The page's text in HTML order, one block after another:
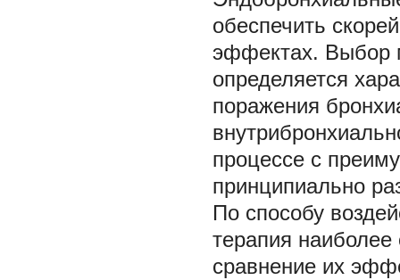
обеспечить
эффектах. Выбор
определяется
поражения
процессе с
принципиально
По способу
терапия
сравнение их